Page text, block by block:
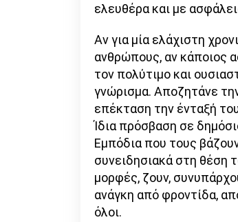
ελευθέρα και με
Αν για μία ελάχιστη
ανθρώπους, αν κάποιος
τον πολύτιμο και
γνώρισμα. Αποζητάνε
επέκταση την ένταξή
Ίδια πρόσβαση σε
Εμπόδια που τους
συνειδησιακά στη θέση
μορφές, ζουν,
ανάγκη από φροντίδα,
όλοι.